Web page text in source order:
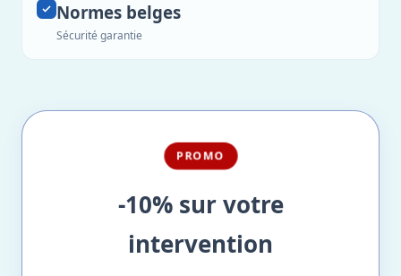
Normes belges
Sécurité garantie
PROMO
-10% sur votre
intervention